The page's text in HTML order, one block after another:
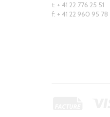
t: + 41 22 776 25 51
f: + 41 22 960 95 78